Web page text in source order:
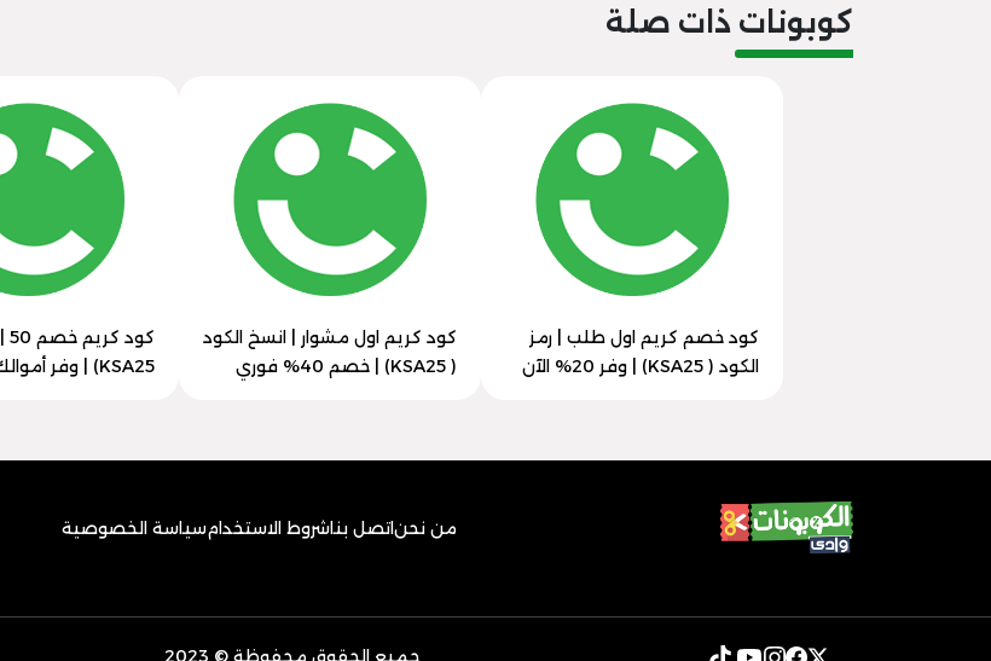
كوبونات ذات صلة
كود خصم كريم اول طلب | رمز
الكود ( KSA25) | وفر 20% الآن
كود كريم اول مشوار | انسخ الكود
( KSA25) | خصم 40% فوري
KSA25) | وفر أموالك
من نحناتصل بناشروط الاستخدامسياسة الخصوصية
جميع الحقوق محفوظة © 2023